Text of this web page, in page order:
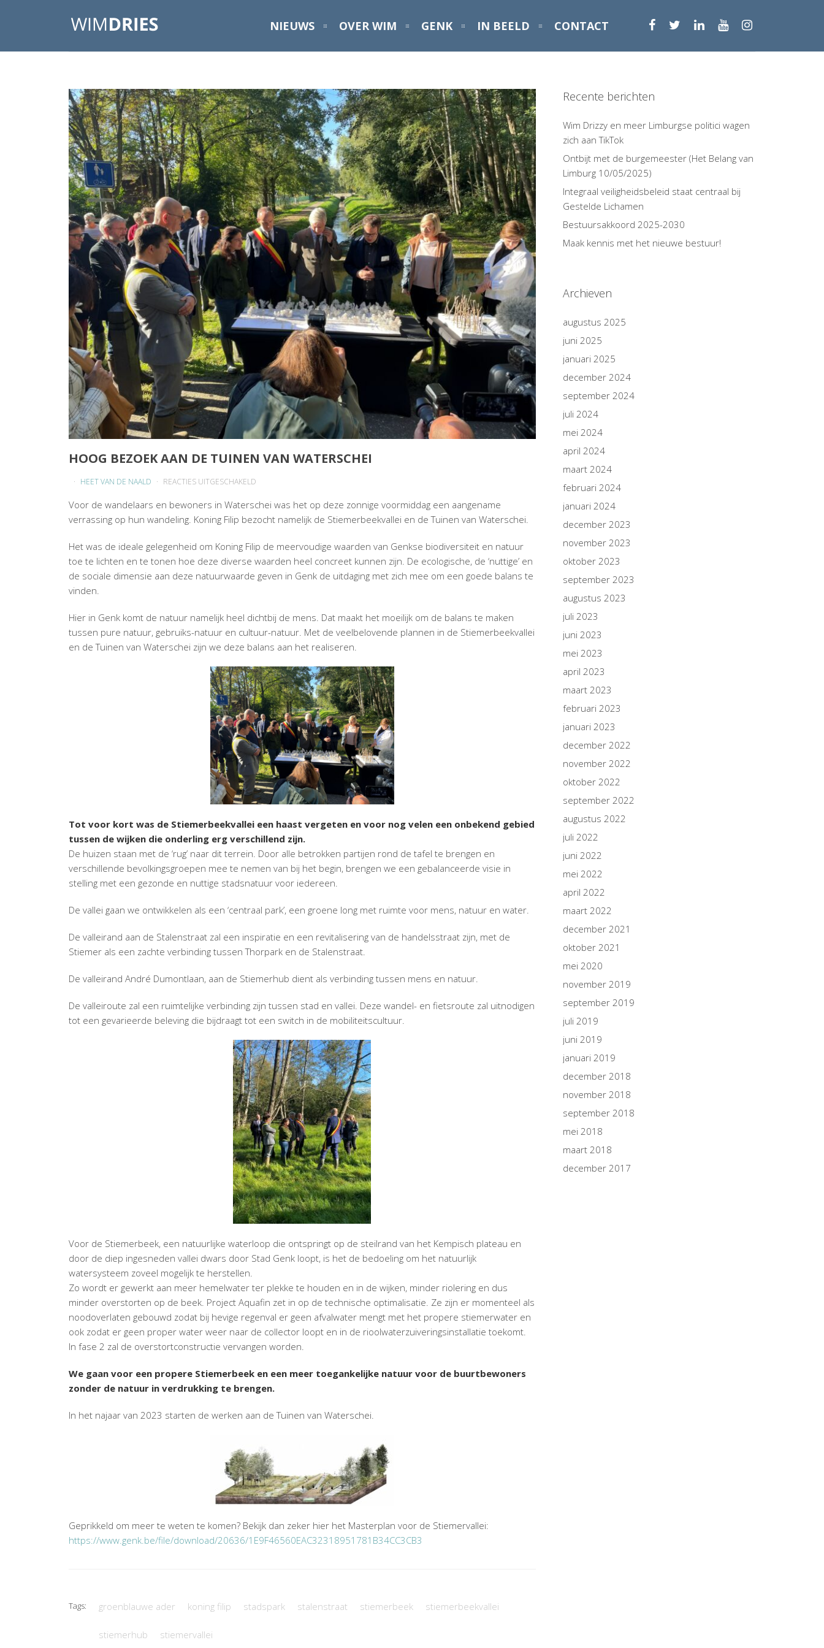
NIEUWS OVER WIM GENK IN BEELD CONTACT
HOOG BEZOEK AAN DE TUINEN VAN WATERSCHEI
HEET VAN DE NAALD REACTIES UITGESCHAKELD
BEZOEK
AAN
TUINEN
WATERSCHEI
Voor de wandelaars en bewoners in Waterschei was het op deze zonnige voormiddag een aangename
verrassing op hun wandeling. Koning Filip bezocht namelijk de Stiemerbeekvallei en de Tuinen van Waterschei.
Het was de ideale gelegenheid om Koning Filip de meervoudige waarden van Genkse biodiversiteit en natuur
toe te lichten en te tonen hoe deze diverse waarden heel concreet kunnen zijn. De ecologische, de ‘nuttige’ en
de sociale dimensie aan deze natuurwaarde geven in Genk de uitdaging met zich mee om een goede balans te
vinden.
Hier in Genk komt de natuur namelijk heel dichtbij de mens. Dat maakt het moeilijk om de balans te maken
tussen pure natuur, gebruiks-natuur en cultuur-natuur. Met de veelbelovende plannen in de Stiemerbeekvallei
en de Tuinen van Waterschei zijn we deze balans aan het realiseren.
Tot voor kort was de Stiemerbeekvallei een haast vergeten en voor nog velen een onbekend gebied
tussen de wijken die onderling erg verschillend zijn.
De huizen staan met de ‘rug’ naar dit terrein. Door alle betrokken partijen rond de tafel te brengen en
verschillende bevolkingsgroepen mee te nemen van bij het begin, brengen we een gebalanceerde visie in
stelling met een gezonde en nuttige stadsnatuur voor iedereen.
De vallei gaan we ontwikkelen als een ‘centraal park’, een groene long met ruimte voor mens, natuur en water.
De valleirand aan de Stalenstraat zal een inspiratie en een revitalisering van de handelsstraat zijn, met de
Stiemer als een zachte verbinding tussen Thorpark en de Stalenstraat.
De valleirand André Dumontlaan, aan de Stiemerhub dient als verbinding tussen mens en natuur.
De valleiroute zal een ruimtelijke verbinding zijn tussen stad en vallei. Deze wandel- en fietsroute zal uitnodigen
tot een gevarieerde beleving die bijdraagt tot een switch in de mobiliteitscultuur.
Voor de Stiemerbeek, een natuurlijke waterloop die ontspringt op de steilrand van het Kempisch plateau en
door de diep ingesneden vallei dwars door Stad Genk loopt, is het de bedoeling om het natuurlijk
watersysteem zoveel mogelijk te herstellen.
Zo wordt er gewerkt aan meer hemelwater ter plekke te houden en in de wijken, minder riolering en dus
minder overstorten op de beek. Project Aquafin zet in op de technische optimalisatie. Ze zijn er momenteel als
noodoverlaten gebouwd zodat bij hevige regenval er geen afvalwater mengt met het propere stiemerwater en
ook zodat er geen proper water weer naar de collector loopt en in de rioolwaterzuiveringsinstallatie toekomt.
In fase 2 zal de overstortconstructie vervangen worden.
We gaan voor een propere Stiemerbeek en een meer toegankelijke natuur voor de buurtbewoners
zonder de natuur in verdrukking te brengen.
In het najaar van 2023 starten de werken aan de Tuinen van Waterschei.
Geprikkeld om meer te weten te komen? Bekijk dan zeker hier het Masterplan voor de Stiemervallei:
https://www.genk.be/file/download/20636/1E9F46560EAC32318951781B34CC3CB3
Tags: groenblauwe ader koning filip stadspark stalenstraat stiemerbeek stiemerbeekvallei
stiemerhub stiemervallei
Recente berichten
Wim Drizzy en meer Limburgse politici wagen
zich aan TikTok
Ontbijt met de burgemeester (Het Belang van
Limburg 10/05/2025)
Integraal veiligheidsbeleid staat centraal bij
Gestelde Lichamen
Bestuursakkoord 2025-2030
Maak kennis met het nieuwe bestuur!
Archieven
augustus 2025
juni 2025
januari 2025
december 2024
september 2024
juli 2024
mei 2024
april 2024
maart 2024
februari 2024
januari 2024
december 2023
november 2023
oktober 2023
september 2023
augustus 2023
juli 2023
juni 2023
mei 2023
april 2023
maart 2023
februari 2023
januari 2023
december 2022
november 2022
oktober 2022
september 2022
augustus 2022
juli 2022
juni 2022
mei 2022
april 2022
maart 2022
december 2021
oktober 2021
mei 2020
november 2019
september 2019
juli 2019
juni 2019
januari 2019
december 2018
november 2018
september 2018
mei 2018
maart 2018
december 2017